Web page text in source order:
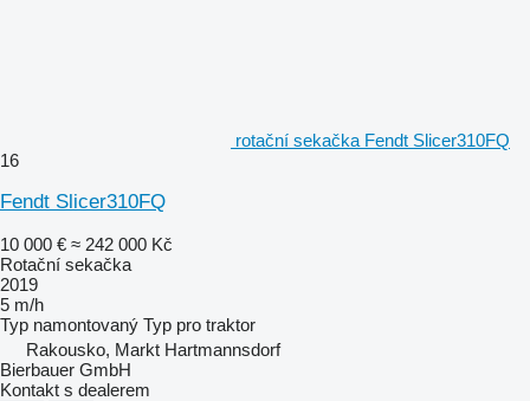
rotační sekačka Fendt Slicer310FQ
16
Fendt Slicer310FQ
10 000 € ≈ 242 000 Kč
Rotační sekačka
2019
5 m/h
Typ namontovaný Typ pro traktor
Rakousko, Markt Hartmannsdorf
Bierbauer GmbH
Kontakt s dealerem